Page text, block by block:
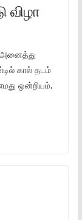
விழா
அனைத்து
கால் தடம்
ஒன்றியம்,